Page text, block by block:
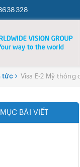
tức Visa E-2 Mỹ thông
BÀI VIẾT